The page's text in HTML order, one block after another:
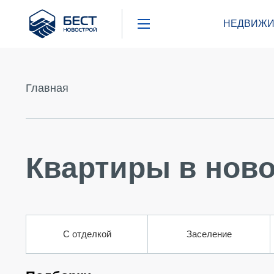
Бест
Новострой
Главная
Квартиры в
С отделкой Заселение